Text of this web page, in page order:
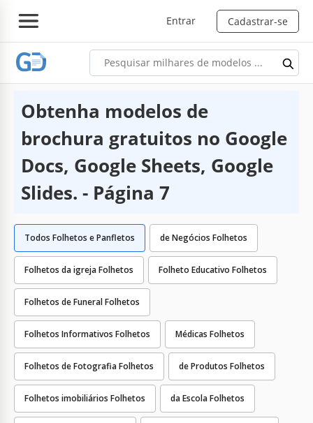
Entrar Cadastrar-se
Obtenha modelos de
brochura gratuitos no Google
Docs, Google Sheets, Google
Slides. - Página 7
Todos Folhetos e Panfletos de Negócios Folhetos
Folhetos da igreja Folhetos Folheto Educativo Folhetos
Folhetos de Funeral Folhetos
Folhetos Informativos Folhetos Médicas Folhetos
Folhetos de Fotografia Folhetos de Produtos Folhetos
Folhetos imobiliários Folhetos da Escola Folhetos